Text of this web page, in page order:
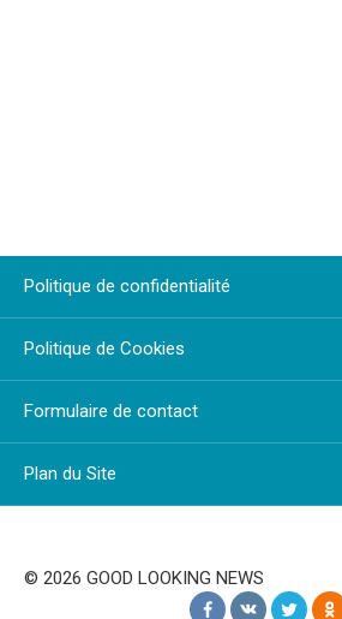
Politique de confidentialité
Politique de Cookies
Formulaire de contact
Plan du Site
© 2026 GOOD LOOKING NEWS